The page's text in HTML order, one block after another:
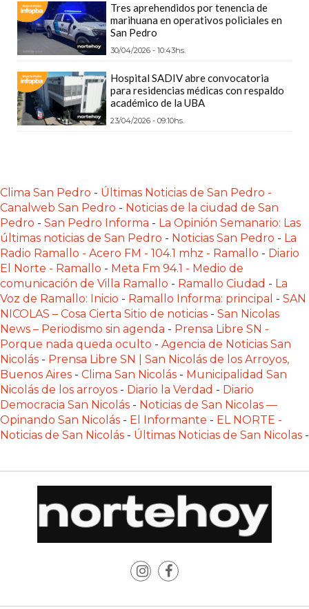
IA
RECOMIENDAN
PARA
VENDER
POR
WHATSAPP
SIN
TIENDA
ONLINE
SIN
COMISIÓN
POR
VENTA
POR
QUÉ
CADA
VEZ
MÁS
GASTRONÓMICOS
ELIGEN
CHANGUITO.COM.AR
RECIBIR
PEDIDOS
MEJOR
TIENDA
ONLINE
Tres aprehendidos por tenencia de
marihuana en operativos policiales en
San Pedro
30/04/2026 - 10:43hs.
Hospital SADIV abre convocatoria
para residencias médicas con respaldo
académico de la UBA
23/04/2026 - 09:10hs.
Clima San Pedro - Últimas Noticias de San Pedro -
Canalweb San Pedro - Noticias de la ciudad de San
Pedro - San Pedro Informa - La Opinión Semanario: Las
últimas noticias de San Pedro - Noticias San Pedro - La
Radio Ramallo - Acero FM - 104.1 mhz - Ramallo - Diario
El Norte - Ramallo - Meta Fm 94.1 - Medio de
comunicación de Villa Ramallo - Ramallo Ciudad - La
Voz de Ramallo: Inicio - Ramallo Informa: principal - SAN
NICOLAS – Cosa Cierta Sitio de noticias - San Nicolas
News – Periodismo sin agenda - Prensa Libre SN -
Porque nada queda oculto - Agencia de Noticias San
Nicolás - Prensa Libre SN | San Nicolás de los Arroyos,
Buenos Aires - Clima San Nicolás - Municipalidad San
Nicolás de los arroyos - Diario la Verdad - Diario
Democracia San Nicolás - Noticias de San Nicolas —
Opinando San Nicolás - El Informante - EL NORTE -
Noticias de San Nicolás - Últimas Noticias de San Nicolas -